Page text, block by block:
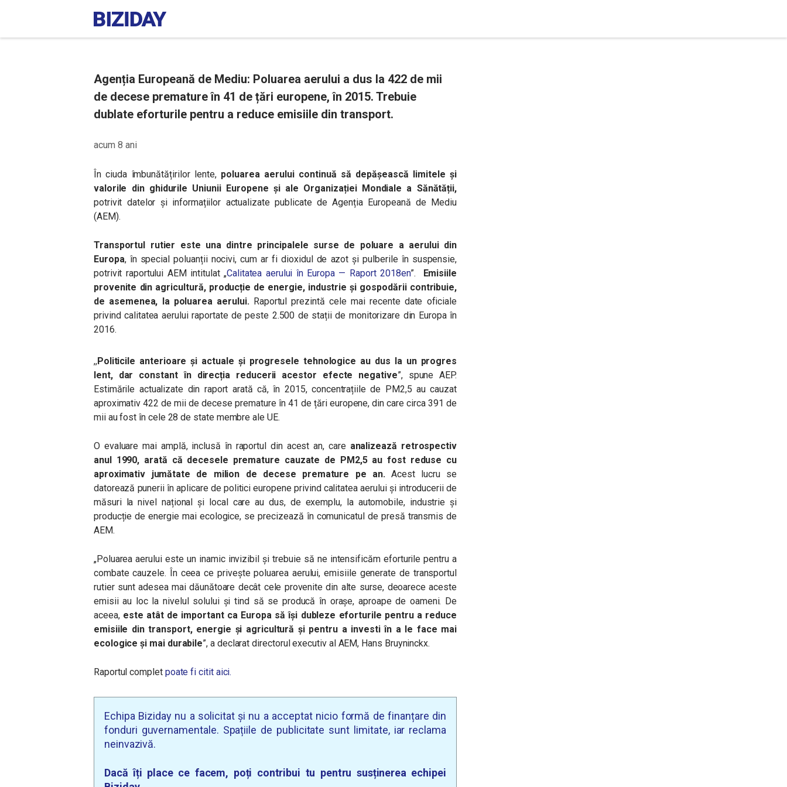
Agenția Europeană de Mediu: Poluarea aerului a dus la 422 de mii
de decese premature în 41 de țări europene, în 2015. Trebuie
dublate eforturile pentru a reduce emisiile din transport.
acum 8 ani
În ciuda îmbunătățirilor lente, poluarea aerului continuă să depășească limitele și
valorile din ghidurile Uniunii Europene și ale Organizației Mondiale a Sănătății,
potrivit datelor și informațiilor actualizate publicate de Agenția Europeană de Mediu
(AEM).
Transportul rutier este una dintre principalele surse de poluare a aerului din
Europa, în special poluanții nocivi, cum ar fi dioxidul de azot și pulberile în suspensie,
potrivit raportului AEM intitulat „Calitatea aerului în Europa — Raport 2018en”. Emisiile
provenite din agricultură, producție de energie, industrie și gospodării contribuie,
de asemenea, la poluarea aerului.Raportul prezintă cele mai recente date oficiale
privind calitatea aerului raportate de peste 2.500 de stații de monitorizare din Europa în
2016.
,,Politicile anterioare și actuale și progresele tehnologice au dus la un progres
lent, dar constant în direcția reducerii acestor efecte negative”, spune AEP.
Estimările actualizate din raport arată că, în 2015, concentrațiile de PM2,5 au cauzat
aproximativ 422 de mii de decese premature în 41 de țări europene, din care circa 391 de
mii au fost în cele 28 de state membre ale UE.
O evaluare mai amplă, inclusă în raportul din acest an, care analizează retrospectiv
anul 1990, arată că decesele premature cauzate de PM2,5 au fost reduse cu
aproximativ jumătate de milion de decese premature pe an.Acest lucru se
datorează punerii în aplicare de politici europene privind calitatea aerului și introducerii de
măsuri la nivel național și local care au dus, de exemplu, la automobile, industrie și
producție de energie mai ecologice, se precizează în comunicatul de presă transmis de
AEM.
„Poluarea aerului este un inamic invizibil și trebuie să ne intensificăm eforturile pentru a
combate cauzele. În ceea ce privește poluarea aerului, emisiile generate de transportul
rutier sunt adesea mai dăunătoare decât cele provenite din alte surse, deoarece aceste
emisii au loc la nivelul solului și tind să se producă în orașe, aproape de oameni. De
aceea,este atât de important ca Europa să își dubleze eforturile pentru a reduce
emisiile din transport, energie și agricultură și pentru a investi în a le face mai
ecologice și mai durabile”, a declarat directorul executiv al AEM, Hans Bruyninckx.
Raportul complet poate fi citit aici.
Echipa Biziday nu a solicitat și nu a acceptat nicio formă de finanțare din
fonduri guvernamentale. Spațiile de publicitate sunt limitate, iar reclama
neinvazivă.
Dacă îți place ce facem, poți contribui tu pentru susținerea echipei